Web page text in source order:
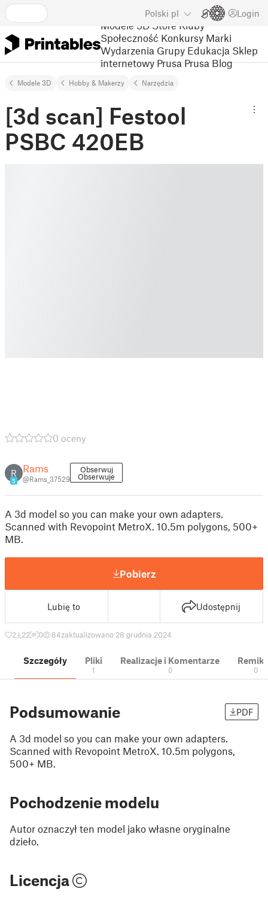
Polski pl Login
Modele 3D Store Kluby
Społeczność Konkursy Marki
Wydarzenia Grupy Edukacja Sklep
internetowy Prusa Prusa Blog
Modele 3D Hobby & Makerzy Narzędzia
[3d scan] Festool
PSBC 420EB
0 oceny
R
5
Rams
@Rams_37529
Obserwuj
Obserwuje
A 3d model so you can make your own adapters.
Scanned with Revopoint MetroX. 10.5m polygons, 500+
MB.
Pobierz
Lubię to Udostępnij
2 22 0 84zaktualizowano 28 grudnia 2024
Szczegóły Pliki
1
Realizacje i Komentarze
0 0
Podsumowanie PDF
A 3d model so you can make your own adapters.
Scanned with Revopoint MetroX. 10.5m polygons,
500+ MB.
Pochodzenie modelu
Autor oznaczył ten model jako własne oryginalne
dzieło.
Licencja